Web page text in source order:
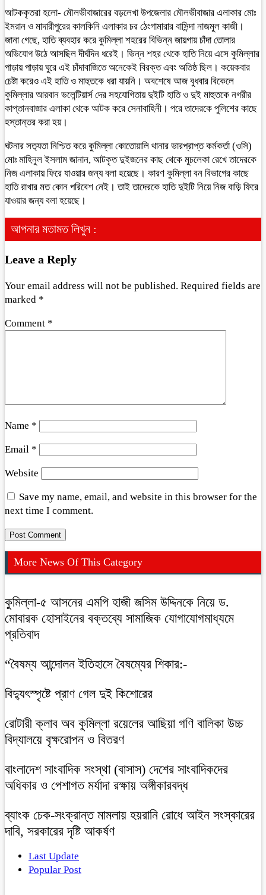
আটককৃতরা হলো- মৌলভীবাজারের বড়লেখা উপজেলার মৌলভীবাজার এলাকার মোঃ
ইমরান ও মাদারীপুরের কালকিনি এলাকার চর ঠেংগামারার বাসিন্দা নাজমুল কাজী।
জানা গেছে, হাতি ব্যবহার করে কুমিল্লা শহরের বিভিন্ন জায়গায় চাঁদা তোলার
অভিযোগ উঠে আসছিল দীর্ঘদিন ধরেই। ভিন্ন শহর থেকে হাতি নিয়ে এসে কুমিল্লার
পাড়ায় পাড়ায় ঘুরে এই চাঁদাবাজিতে অনেকেই বিরক্ত এবং অতিষ্ঠ ছিল। কয়েকবার
চেষ্টা করেও এই হাতি ও মাহুতকে ধরা যায়নি। অবশেষে আজ বুধবার বিকেলে
কুমিল্লার আরবান ভলেন্টিয়ার্স দের সহযোগিতায় দুইটি হাতি ও দুই মাহুতকে নগরীর
কাপ্তানবাজার এলাকা থেকে আটক করে সেনাবাহিনী। পরে তাদেরকে পুলিশের কাছে
হস্তান্তর করা হয়।
ঘটনার সত‍্যতা নিশ্চিত করে কুমিল্লা কোতোয়ালি থানার ভারপ্রাপ্ত কর্মকর্তা (ওসি)
মোঃ মাহিনুল ইসলাম জানান, আটকৃত দুইজনের কাছ থেকে মুচলেকা রেখে তাদেরকে
নিজ এলাকায় ফিরে যাওয়ার জন্য বলা হয়েছে। কারণ কুমিল্লা বন বিভাগের কাছে
হাতি রাখার মত কোন পরিবেশ নেই। তাই তাদেরকে হাতি দুইটি নিয়ে নিজ বাড়ি ফিরে
যাওয়ার জন্য বলা হয়েছে।
আপনার মতামত লিখুন :
Leave a Reply
Your email address will not be published. Required fields are
marked *
Comment *
Name *
Email *
Website
Save my name, email, and website in this browser for the
next time I comment.
More News Of This Category
কুমিল্লা-৫ আসনের এমপি হাজী জসিম উদ্দিনকে নিয়ে ড.
মোবারক হোসাইনের বক্তব্যে সামাজিক যোগাযোগমাধ্যমে
প্রতিবাদ
“বৈষম্য আন্দোলন ইতিহাসে বৈষম্যের শিকার:-
বিদ্যুৎস্পৃষ্টে প্রাণ গেল দুই কিশোরের
রোটারী ক্লাব অব কুমিল্লা রয়েলের আছিয়া গণি বালিকা উচ্চ
বিদ্যালয়ে বৃক্ষরোপন ও বিতরণ
বাংলাদেশ সাংবাদিক সংস্থা (বাসাস) দেশের সাংবাদিকদের
অধিকার ও পেশাগত মর্যাদা রক্ষায় অঙ্গীকারবদ্ধ
ব্যাংক চেক-সংক্রান্ত মামলায় হয়রানি রোধে আইন সংস্কারের
দাবি, সরকারের দৃষ্টি আকর্ষণ
Last Update
Popular Post